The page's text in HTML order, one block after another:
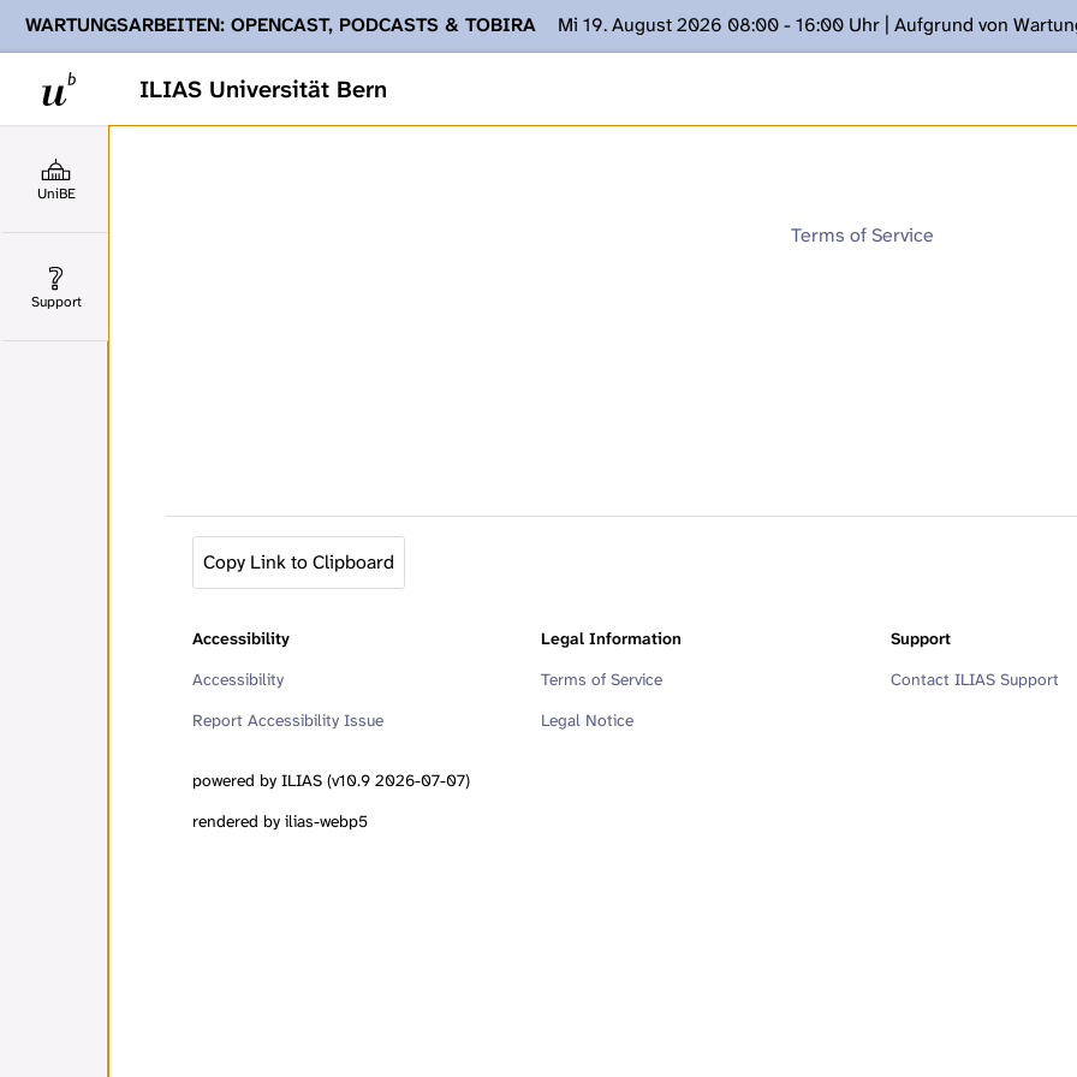
ILIAS Universität Bern
WARTUNGSARBEITEN: OPENCAST, PODCASTS & TOBIRA
Mi 19. August 2026 08:00 - 16:00 Uhr | Aufgrund von
Ihnen Podcasts, Opencast-Videos und Tobira nicht zur Verfügung stehen. Kontakt: www.podcast.unibe.ch
UniBE
Support
Terms of Service
Copy Link to Clipboard
Accessibility
Accessibility
Report Accessibility Issue
Legal Information
Terms of Service
Legal Notice
Support
Contact ILIAS Support
powered by ILIAS (v10.9 2026-07-07)
rendered by ilias-webp5